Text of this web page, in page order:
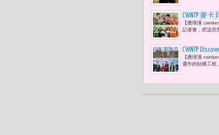
CWNTP 麥
「三代同
【應瑋漢
記者會，把這些
CWNTP
地下是安
【應瑋漢
運作的結構工程